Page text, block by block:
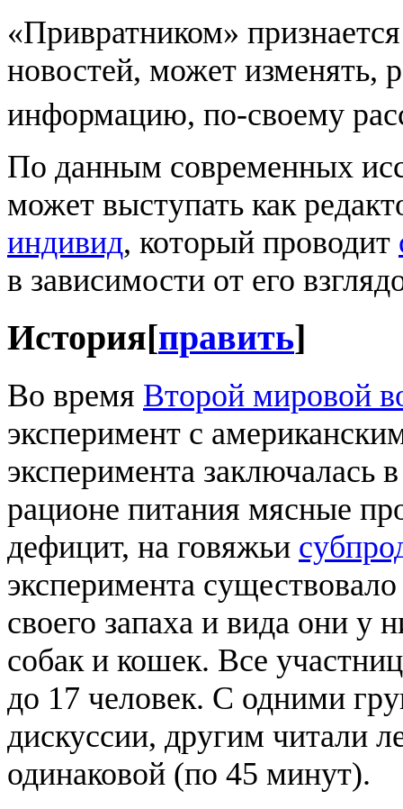
«Привратником»
новостей, может изменять,
информацию, по-своему
По данным современных
может выступать как
индивид, который проводит
в зависимости от его
История[править]
Во время Второй мировой
эксперимент с
эксперимента заключалась
рационе питания мясные
дефицит, на говяжьи
эксперимента
своего запаха и вида они у
собак и кошек. Все
до 17 человек. С одними
дискуссии, другим читали
одинаковой (по 45 минут).